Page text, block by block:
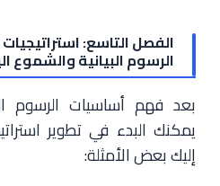
الفصل التاسع:
الرسوم البيانية والشموع
بعد فهم أساسيات الرسوم
يمكنك البدء في تطوير
إليك بعض الأمثلة: